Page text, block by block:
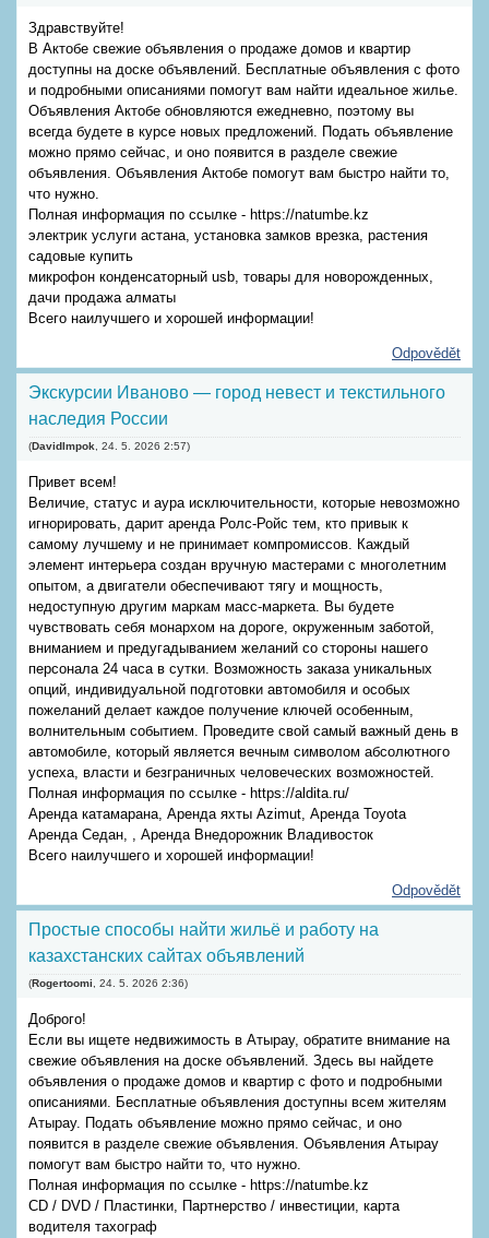
Здравствуйте!
В Актобе свежие объявления о продаже домов и квартир
доступны на доске объявлений. Бесплатные объявления с фото
и подробными описаниями помогут вам найти идеальное жилье.
Объявления Актобе обновляются ежедневно, поэтому вы
всегда будете в курсе новых предложений. Подать объявление
можно прямо сейчас, и оно появится в разделе свежие
объявления. Объявления Актобе помогут вам быстро найти то,
что нужно.
Полная информация по ссылке - https://natumbe.kz
электрик услуги астана, установка замков врезка, растения
садовые купить
микрофон конденсаторный usb, товары для новорожденных,
дачи продажа алматы
Всего наилучшего и хорошей информации!
Odpovědět
Экскурсии Иваново — город невест и текстильного
наследия России
(DavidImpok 24. 5. 2026 2:57)
Привет всем!
Величие, статус и аура исключительности, которые невозможно
игнорировать, дарит аренда Ролс-Ройс тем, кто привык к
самому лучшему и не принимает компромиссов. Каждый
элемент интерьера создан вручную мастерами с многолетним
опытом, а двигатели обеспечивают тягу и мощность,
недоступную другим маркам масс-маркета. Вы будете
чувствовать себя монархом на дороге, окруженным заботой,
вниманием и предугадыванием желаний со стороны нашего
персонала 24 часа в сутки. Возможность заказа уникальных
опций, индивидуальной подготовки автомобиля и особых
пожеланий делает каждое получение ключей особенным,
волнительным событием. Проведите свой самый важный день в
автомобиле, который является вечным символом абсолютного
успеха, власти и безграничных человеческих возможностей.
Полная информация по ссылке - https://aldita.ru/
Аренда катамарана, Аренда яхты Azimut, Аренда Toyota
Аренда Седан, , Аренда Внедорожник Владивосток
Всего наилучшего и хорошей информации!
Odpovědět
Простые способы найти жильё и работу на
казахстанских сайтах объявлений
(Rogertoomi 24. 5. 2026 2:36)
Доброго!
Если вы ищете недвижимость в Атырау, обратите внимание на
свежие объявления на доске объявлений. Здесь вы найдете
объявления о продаже домов и квартир с фото и подробными
описаниями. Бесплатные объявления доступны всем жителям
Атырау. Подать объявление можно прямо сейчас, и оно
появится в разделе свежие объявления. Объявления Атырау
помогут вам быстро найти то, что нужно.
Полная информация по ссылке - https://natumbe.kz
CD / DVD / Пластинки, Партнерство / инвестиции, карта
водителя тахограф